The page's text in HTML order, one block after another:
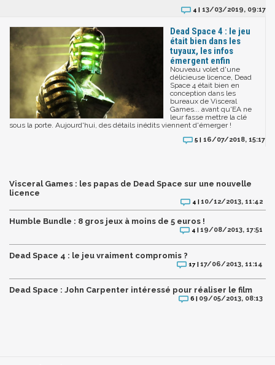
4 | 13/03/2019, 09:17
Dead Space 4 : le jeu
était bien dans les
tuyaux, les infos
émergent enfin
Nouveau volet d'une
délicieuse licence, Dead
Space 4 était bien en
conception dans les
bureaux de Visceral
Games... avant qu'EA ne
leur fasse mettre la clé
sous la porte. Aujourd'hui, des détails inédits viennent d'émerger !
5 | 16/07/2018, 15:17
Visceral Games : les papas de Dead Space sur une nouvelle
licence
4 |10/12/2013, 11:42
Humble Bundle : 8 gros jeux à moins de 5 euros !
4 |19/08/2013, 17:51
Dead Space 4 : le jeu vraiment compromis ?
17 |17/06/2013, 11:14
Dead Space : John Carpenter intéressé pour réaliser le film
6 | 09/05/2013, 08:13